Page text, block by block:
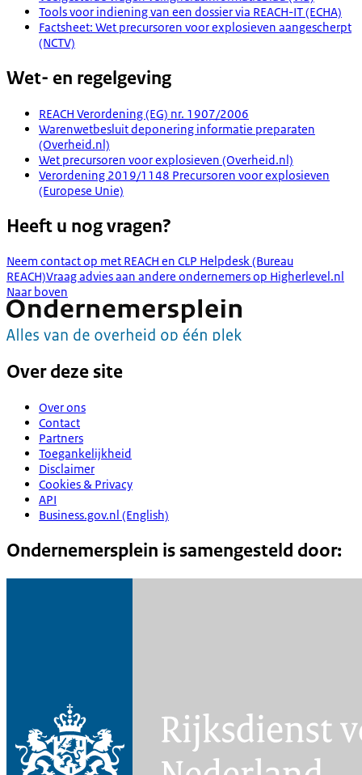
Tools voor indiening van een dossier via REACH-IT (ECHA)
Factsheet: Wet precursoren voor explosieven aangescherpt
(NCTV)
Wet- en regelgeving
REACH Verordening (EG) nr. 1907/2006
Warenwetbesluit deponering informatie preparaten
(Overheid.nl)
Wet precursoren voor explosieven (Overheid.nl)
Verordening 2019/1148 Precursoren voor explosieven
(Europese Unie)
Heeft u nog vragen?
Neem contact op met REACH en CLP Helpdesk (Bureau
REACH)Vraag advies aan andere ondernemers op Higherlevel.nl
Naar boven
Over deze site
Over ons
Contact
Partners
Toegankelijkheid
Disclaimer
Cookies & Privacy
API
Business.gov.nl (English)
Ondernemersplein is samengesteld door: